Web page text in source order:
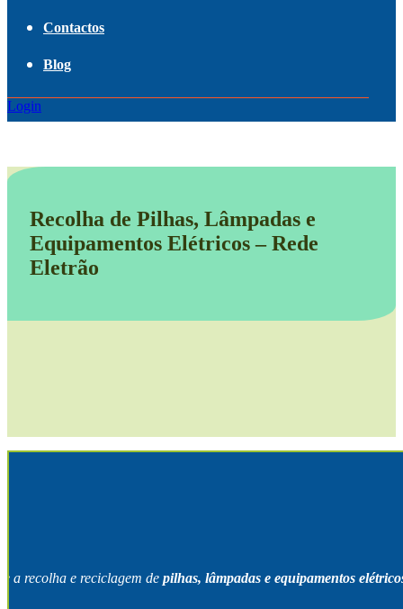
Contactos
Blog
Login
Recolha de Pilhas, Lâmpadas e
Equipamentos Elétricos – Rede
Eletrão
a recolha e reciclagem de pilhas, lâmpadas e equipamentos